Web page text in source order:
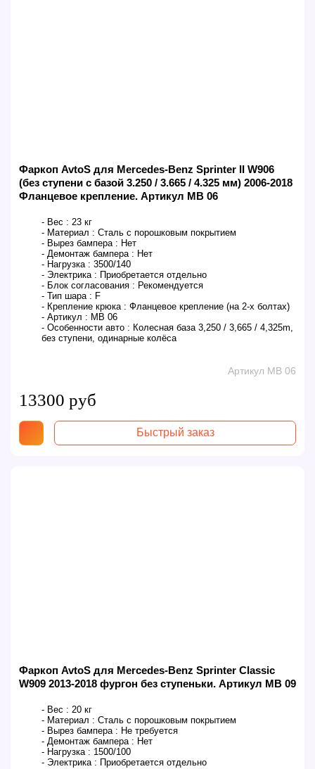
Фаркоп AvtoS для Mercedes-Benz Sprinter II W906
(без ступени с базой 3.250 / 3.665 / 4.325 мм) 2006-2018
Фланцевое крепление. Артикул MB 06
- Вес : 23 кг
- Материал : Сталь с порошковым покрытием
- Вырез бампера : Нет
- Демонтаж бампера : Нет
- Нагрузка : 3500/140
- Электрика : Приобретается отдельно
- Блок согласования : Рекомендуется
- Тип шара : F
- Крепление крюка : Фланцевое крепление (на 2-х болтах)
- Артикул : MB 06
- Особенности авто : Колесная база 3,250 / 3,665 / 4,325m,
без ступени, одинарные колёса
Артикул MB 06
13300 руб
Быстрый заказ
Фаркоп AvtoS для Mercedes-Benz Sprinter Classic
W909 2013-2018 фургон без ступеньки. Артикул MB 09
- Вес : 20 кг
- Материал : Сталь с порошковым покрытием
- Вырез бампера : Не требуется
- Демонтаж бампера : Нет
- Нагрузка : 1500/100
- Электрика : Приобретается отдельно